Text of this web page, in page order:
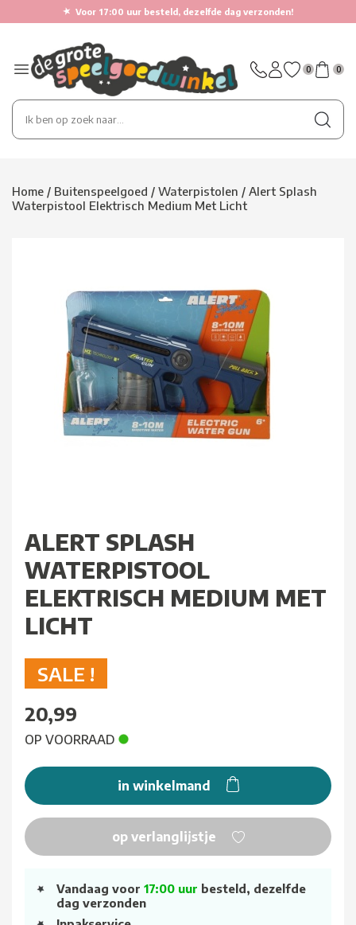
★ Voor 17:00 uur besteld, dezelfde dag verzonden!
0 0
Home / Buitenspeelgoed / Waterpistolen / Alert Splash
Waterpistool Elektrisch Medium Met Licht
ALERT SPLASH
WATERPISTOOL
ELEKTRISCH MEDIUM MET
LICHT
SALE !
20,99
OP VOORRAAD
in winkelmand
op verlanglijstje
Vandaag voor 17:00 uur besteld, dezelfde
dag verzonden